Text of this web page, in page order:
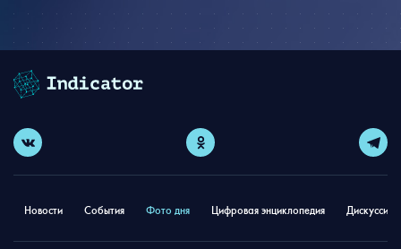
Новости События Фото дня Цифровая энциклопедия